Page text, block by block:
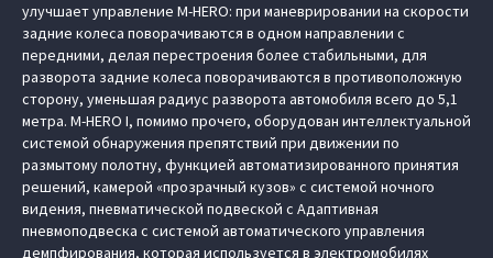
улучшает управление M‑HERO: при маневрировании на скорости
задние колеса поворачиваются в одном направлении с
передними, делая перестроения более стабильными, для
разворота задние колеса поворачиваются в противоположную
сторону, уменьшая радиус разворота автомобиля всего до 5,1
метра. M‑HERO I, помимо прочего, оборудован интеллектуальной
системой обнаружения препятствий при движении по
размытому полотну, функцией автоматизированного принятия
решений, камерой «прозрачный кузов» с системой ночного
видения, пневматической подвеской с Адаптивная
пневмоподвеска с системой автоматического управления
демпфирования, которая используется в электромобилях